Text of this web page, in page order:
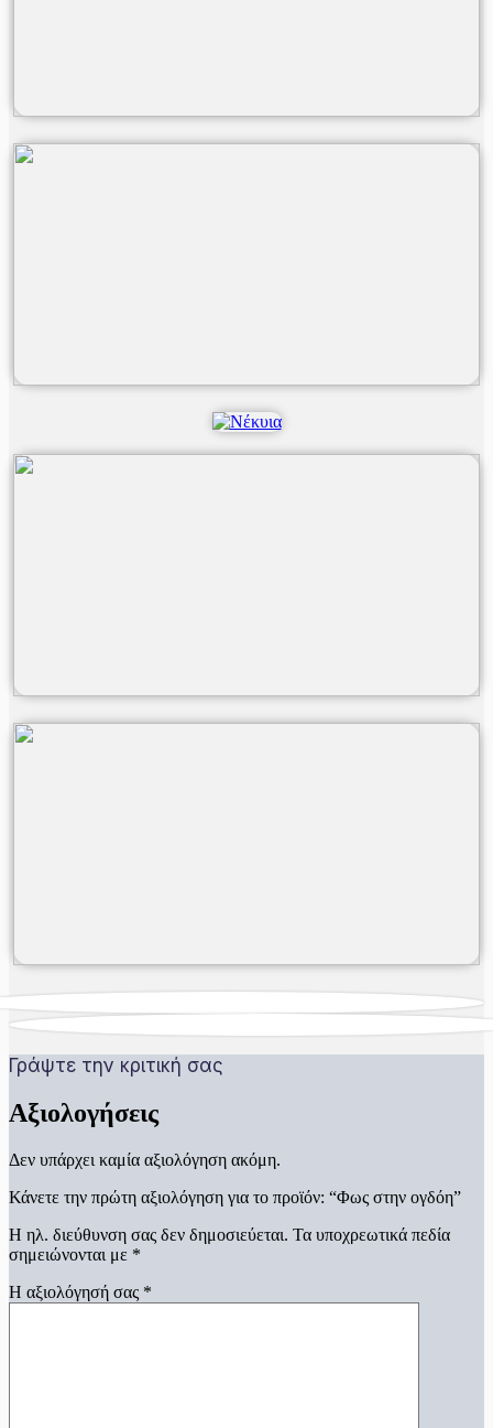
Γράψτε την κριτική σας
Αξιολογήσεις
Δεν υπάρχει καμία αξιολόγηση ακόμη.
Κάνετε την πρώτη αξιολόγηση για το προϊόν: “Φως στην ογδόη”
Η ηλ. διεύθυνση σας δεν δημοσιεύεται. Τα υποχρεωτικά πεδία
σημειώνονται με *
Η αξιολόγησή σας *